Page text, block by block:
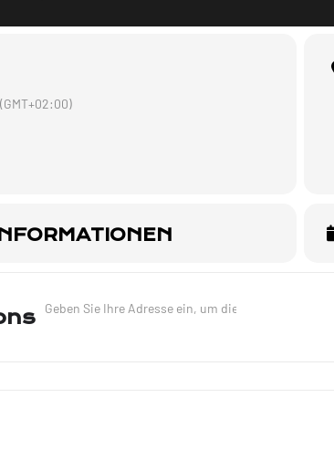
(GMT+02:00)
Address - Lieder meines Lebens - Trio - Kiel